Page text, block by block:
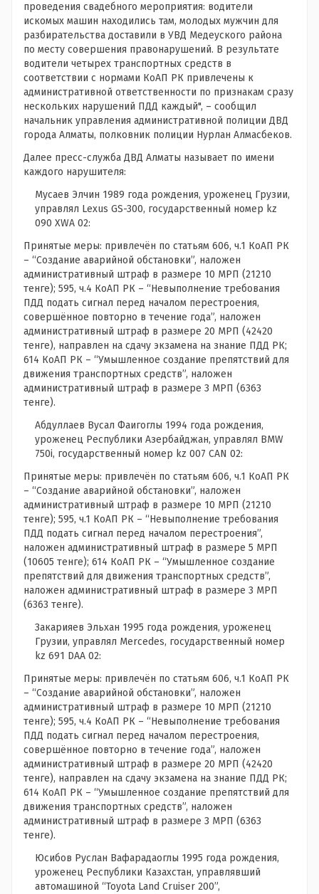
проведения свадебного мероприятия: водители
искомых машин находились там, молодых мужчин для
разбирательства доставили в УВД Медеуского района
по месту совершения правонарушений. В результате
водители четырех транспортных средств в
соответствии с нормами КоАП РК привлечены к
административной ответственности по признакам сразу
нескольких нарушений ПДД каждый", – сообщил
начальник управления административной полиции ДВД
города Алматы, полковник полиции Нурлан Алмасбеков.
Далее пресс-служба ДВД Алматы называет по имени
каждого нарушителя:
Мусаев Элчин 1989 года рождения, уроженец Грузии,
управлял Lexus GS-300, государственный номер kz
090 XWA 02:
Принятые меры: привлечён по статьям 606, ч.1 КоАП РК
– “Создание аварийной обстановки”, наложен
административный штраф в размере 10 МРП (21210
тенге); 595, ч.4 КоАП РК – “Невыполнение требования
ПДД подать сигнал перед началом перестроения,
совершённое повторно в течение года”, наложен
административный штраф в размере 20 МРП (42420
тенге), направлен на сдачу экзамена на знание ПДД РК;
614 КоАП РК – “Умышленное создание препятствий для
движения транспортных средств”, наложен
административный штраф в размере 3 МРП (6363
тенге).
Абдуллаев Вусал Фаигоглы 1994 года рождения,
уроженец Республики Азербайджан, управлял BMW
750i, государственный номер kz 007 CAN 02:
Принятые меры: привлечён по статьям 606, ч.1 КоАП РК
– “Создание аварийной обстановки”, наложен
административный штраф в размере 10 МРП (21210
тенге); 595, ч.1 КоАП РК – “Невыполнение требования
ПДД подать сигнал перед началом перестроения”,
наложен административный штраф в размере 5 МРП
(10605 тенге); 614 КоАП РК – “Умышленное создание
препятствий для движения транспортных средств”,
наложен административный штраф в размере 3 МРП
(6363 тенге).
Закарияев Эльхан 1995 года рождения, уроженец
Грузии, управлял Mercedes, государственный номер
kz 691 DAA 02:
Принятые меры: привлечён по статьям 606, ч.1 КоАП РК
– “Создание аварийной обстановки”, наложен
административный штраф в размере 10 МРП (21210
тенге); 595, ч.4 КоАП РК – “Невыполнение требования
ПДД подать сигнал перед началом перестроения,
совершённое повторно в течение года”, наложен
административный штраф в размере 20 МРП (42420
тенге), направлен на сдачу экзамена на знание ПДД РК;
614 КоАП РК – “Умышленное создание препятствий для
движения транспортных средств”, наложен
административный штраф в размере 3 МРП (6363
тенге).
Юсибов Руслан Вафарадаоглы 1995 года рождения,
уроженец Республики Казахстан, управлявший
автомашиной “Toyota Land Cruiser 200”,